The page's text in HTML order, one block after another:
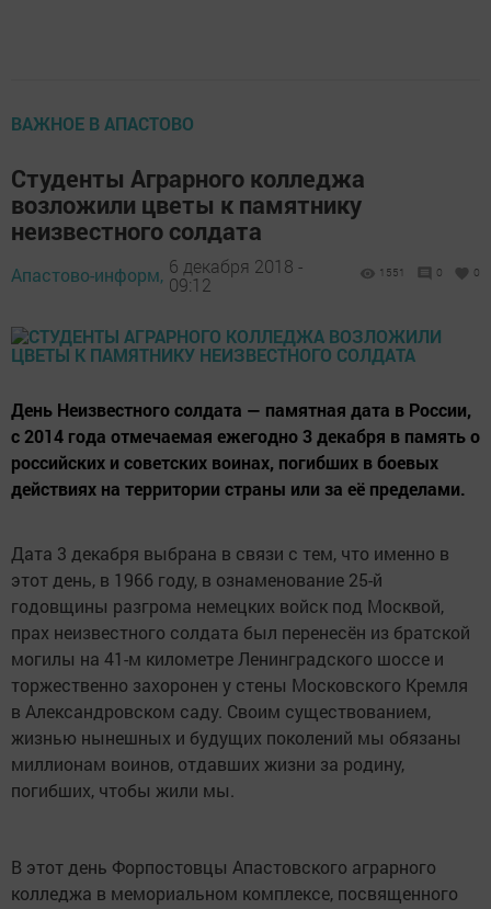
ВАЖНОЕ В АПАСТОВО
Студенты Аграрного колледжа
возложили цветы к памятнику
неизвестного солдата
Апастово-информ, 6 декабря 2018 -
09:12
1551 0 0
День Неизвестного солдата — памятная дата в России,
с 2014 года отмечаемая ежегодно 3 декабря в память о
российских и советских воинах, погибших в боевых
действиях на территории страны или за её пределами.
Дата 3 декабря выбрана в связи с тем, что именно в
этот день, в 1966 году, в ознаменование 25-й
годовщины разгрома немецких войск под Москвой,
прах неизвестного солдата был перенесён из братской
могилы на 41-м километре Ленинградского шоссе и
торжественно захоронен у стены Московского Кремля
в Александровском саду. Своим существованием,
жизнью нынешных и будущих поколений мы обязаны
миллионам воинов, отдавших жизни за родину,
погибших, чтобы жили мы.
В этот день Форпостовцы Апастовского аграрного
колледжа в мемориальном комплексе, посвященного